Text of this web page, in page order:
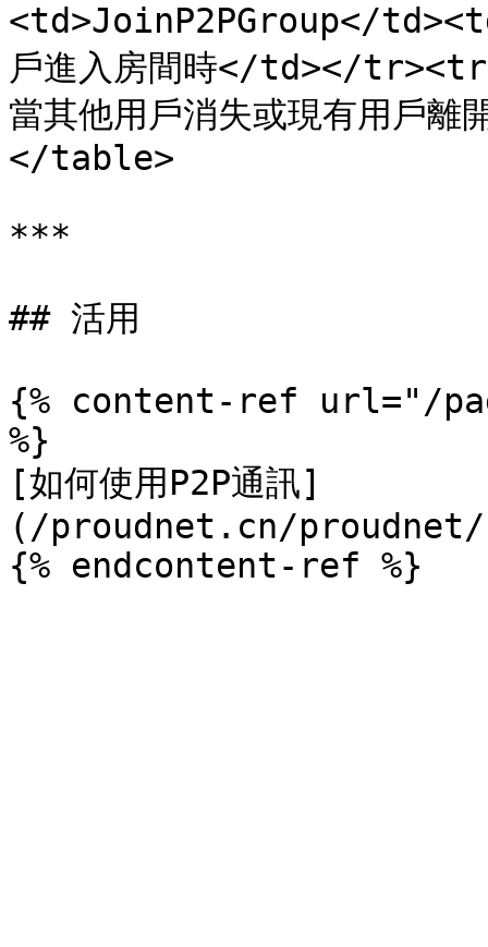
<td>JoinP2PGroup</
戶進入房間時</td></
當其他用戶消失或現有用戶
</table>
***
## 活用
{% content-ref url="/
%}
[如何使用P2P通訊]
(/proudnet.cn/proudnet/